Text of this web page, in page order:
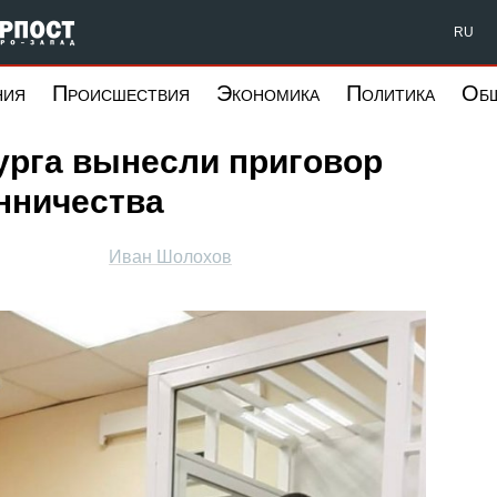
Форпост Северо-Запад RU
Происшествия Экономика Политика
вынесли приговор
Иван Шолохов